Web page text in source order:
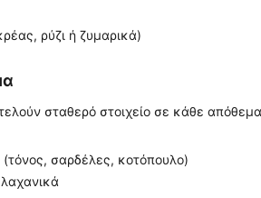
ρύζι ή ζυμαρικά)
σταθερό στοιχείο σε κάθε
σαρδέλες, κοτόπουλο)